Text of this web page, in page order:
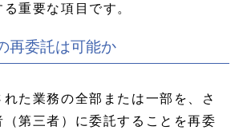
重要な項目です。
再委託は可能か
た業務の全部または一部を、さ
（第三者）に委託することを再委